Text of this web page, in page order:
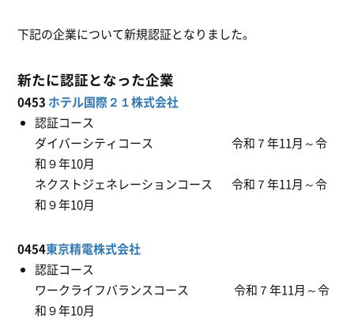
下記の企業について新規認証となりました。
新たに認証となった企業
0453 ホテル国際２１株式会社
認証コース
ダイバーシティコース 令和７年11月～令
和９年10月
ネクストジェネレーションコース 令和７年11月～令
和９年10月
0454東京精電株式会社
認証コース
ワークライフバランスコース 令和７年11月～令
和９年10月